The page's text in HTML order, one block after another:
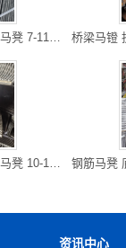
固定马镫 双层钢筋一体马凳 7-110 造型多样 运输便捷 贵阳库房发
间距马镫 组合楼板钢筋马凳 10-130 抗疲劳 承载施工荷载 重庆库
资讯中心